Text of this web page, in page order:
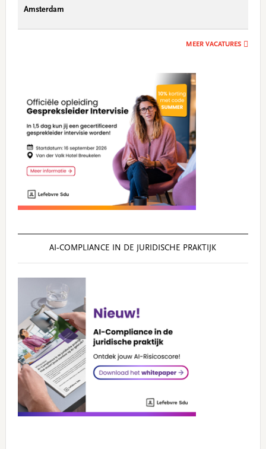
Amsterdam
MEER VACATURES
AI‑COMPLIANCE IN DE JURIDISCHE PRAKTIJK